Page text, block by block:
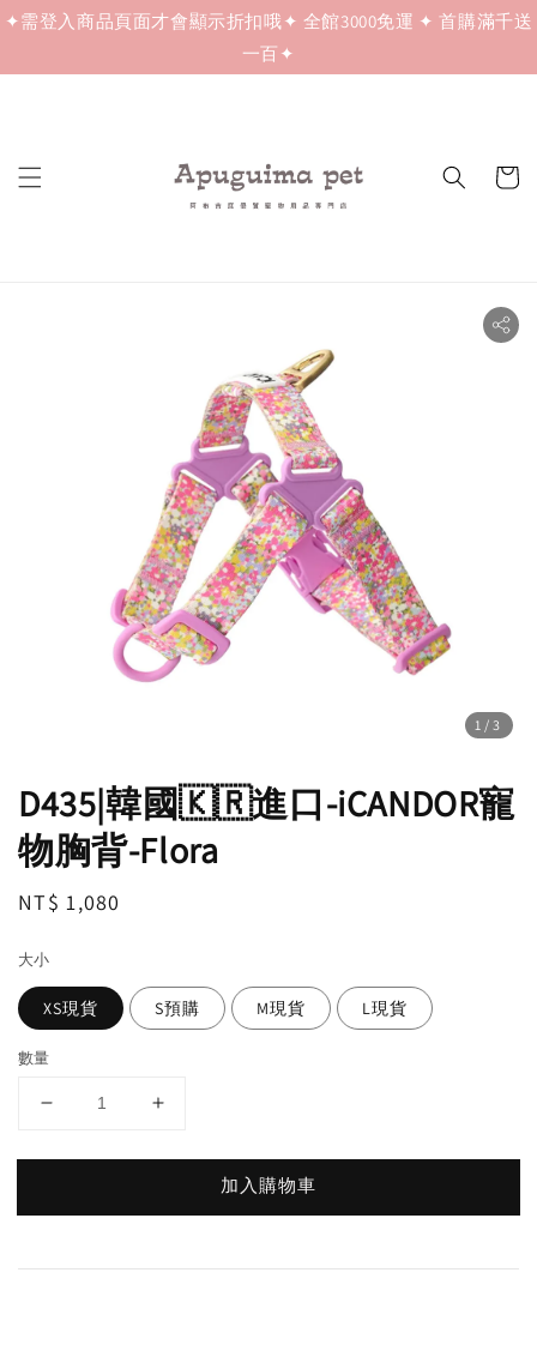
✦需登入商品頁面才會顯示折扣哦✦ 全館3000免運 ✦ 首購滿千送
一百✦
1 /3
D435|韓國🇰🇷進口-iCANDOR寵
物胸背-Flora
Regular
NT$ 1,080
大小
XS現貨 S預購 M現貨 L現貨
數量
加入購物車